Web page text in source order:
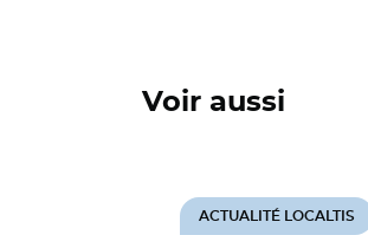
Voir aussi
ACTUALITÉ LOCALTIS